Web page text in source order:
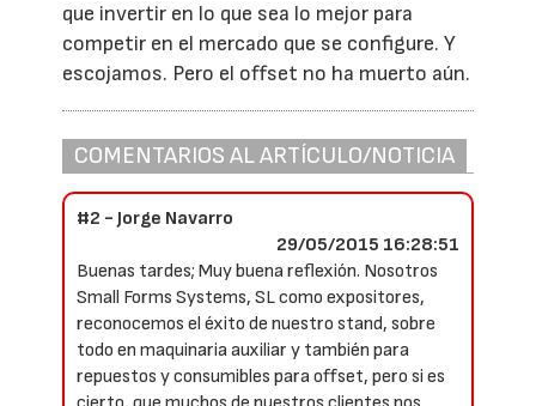
que invertir en lo que sea lo mejor para
competir en el mercado que se configure. Y
escojamos. Pero el offset no ha muerto aún.
COMENTARIOS AL ARTÍCULO/NOTICIA
#2 - Jorge Navarro
29/05/2015 16:28:51
Buenas tardes; Muy buena reflexión. Nosotros
Small Forms Systems, SL como expositores,
reconocemos el éxito de nuestro stand, sobre
todo en maquinaria auxiliar y también para
repuestos y consumibles para offset, pero si es